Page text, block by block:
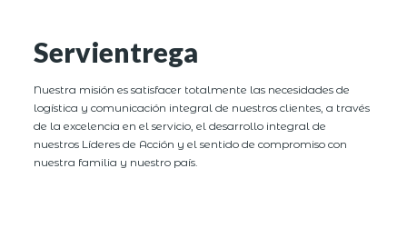
Servientrega
Nuestra misión es satisfacer totalmente las necesidades de
logística y comunicación integral de nuestros clientes, a través
de la excelencia en el servicio, el desarrollo integral de
nuestros Líderes de Acción y el sentido de compromiso con
nuestra familia y nuestro país.